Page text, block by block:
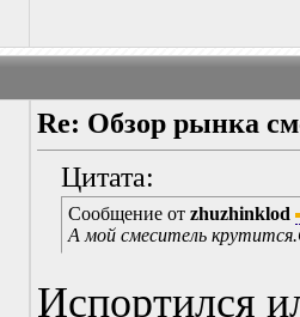
Re: Обзор рынка
Цитата:
Сообщение от zhuzhinklod
А мой смеситель
Испортился